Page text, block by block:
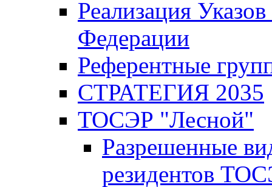
Реализация
Федерации
Референтные
СТРАТЕГИЯ 2035
ТОСЭР "Лесной"
Разрешенные
резидентов